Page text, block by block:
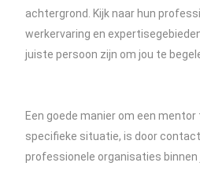
achtergrond. Kijk naar hun
werkervaring en
juiste persoon zijn om jou te
Een goede manier om een
specifieke situatie, is door
professionele organisaties binnen